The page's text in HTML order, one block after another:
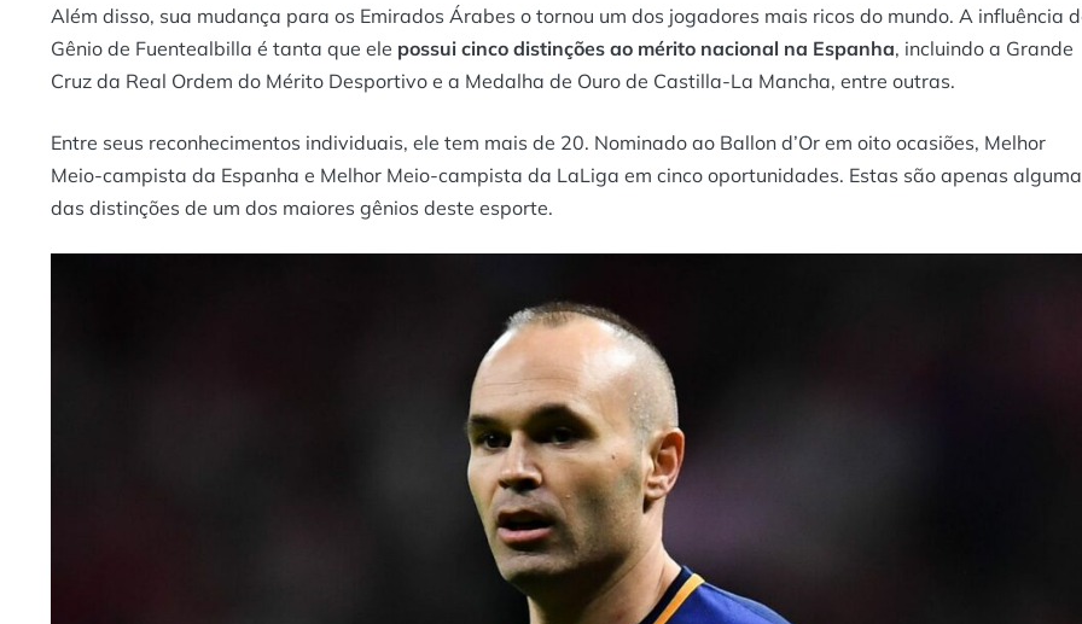
Além disso, sua mudança para os Emirados Árabes o tornou um dos jogadores mais ricos do mundo. A influência
Gênio de Fuentealbilla é tanta que ele possui cinco distinções ao mérito nacional na Espanha, incluindo a Grande
Cruz da Real Ordem do Mérito Desportivo e a Medalha de Ouro de Castilla-La Mancha, entre outras.
Entre seus reconhecimentos individuais, ele tem mais de 20. Nominado ao Ballon d’Or em oito ocasiões, Melhor
Meio-campista da Espanha e Melhor Meio-campista da LaLiga em cinco oportunidades. Estas são apenas
das distinções de um dos maiores gênios deste esporte.